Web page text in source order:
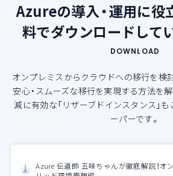
Azureの導入・運用に役
料でダウンロードして
DOWNLOAD
オンプレミスからクラウドへの移行を検
安心・スムーズな移行を実現する方法を解
減に有効な「リザーブドインスタンス」
ーパーです。
Azure 伝道師 五味ちゃんが徹底解説！オ